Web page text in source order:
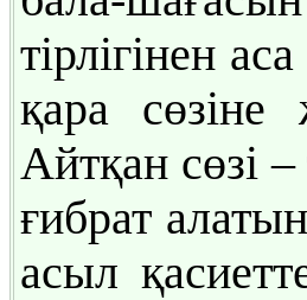
тірлігінен
қара сөзіне
Айтқан сөзі
ғибрат
асыл